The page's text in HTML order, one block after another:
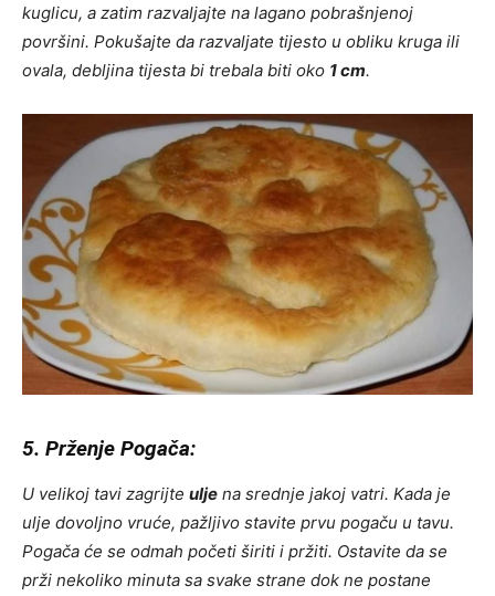
kuglicu, a zatim razvaljajte na lagano pobrašnjenoj
površini. Pokušajte da razvaljate tijesto u obliku kruga ili
ovala, debljina tijesta bi trebala biti oko 1 cm.
5. Prženje Pogača:
U velikoj tavi zagrijte ulje na srednje jakoj vatri. Kada je
ulje dovoljno vruće, pažljivo stavite prvu pogaču u tavu.
Pogača će se odmah početi širiti i pržiti. Ostavite da se
prži nekoliko minuta sa svake strane dok ne postane